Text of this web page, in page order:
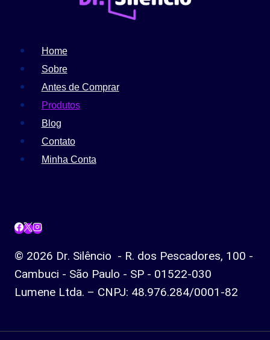
Home
Sobre
Antes de Comprar
Produtos
Blog
Contato
Minha Conta
© 2026 Dr. Silêncio - R. dos Pescadores, 100 -
Cambuci - São Paulo - SP - 01522-030
Lumene Ltda. – CNPJ: 48.976.284/0001-82